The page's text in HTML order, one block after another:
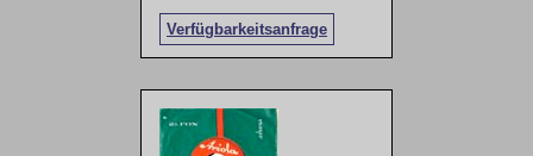
Verfügbarkeitsanfrage